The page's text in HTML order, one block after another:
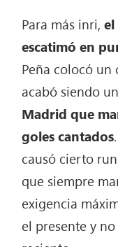
Para más inri,
escatimó en
Peña colocó
acabó siendo
Madrid que
goles cantados.
causó cierto
que siempre
exigencia
el presente y